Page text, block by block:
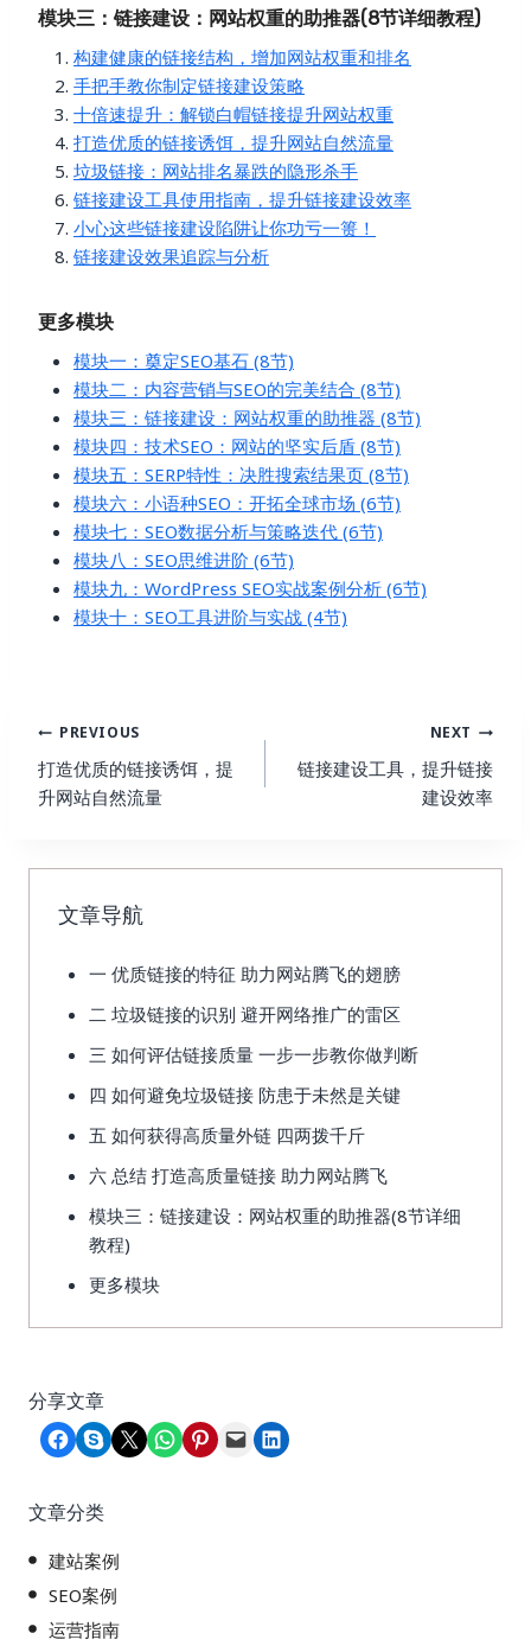
模块三：链接建设：网站权重的助推器(8节详细教程)
构建健康的链接结构，增加网站权重和排名
手把手教你制定链接建设策略
十倍速提升：解锁白帽链接提升网站权重
打造优质的链接诱饵，提升网站自然流量
垃圾链接：网站排名暴跌的隐形杀手
链接建设工具使用指南，提升链接建设效率
小心这些链接建设陷阱让你功亏一篑！
链接建设效果追踪与分析
更多模块
模块一：奠定SEO基石 (8节)
模块二：内容营销与SEO的完美结合 (8节)
模块三：链接建设：网站权重的助推器 (8节)
模块四：技术SEO：网站的坚实后盾 (8节)
模块五：SERP特性：决胜搜索结果页 (8节)
模块六：小语种SEO：开拓全球市场 (6节)
模块七：SEO数据分析与策略迭代 (6节)
模块八：SEO思维进阶 (6节)
模块九：WordPress SEO实战案例分析 (6节)
模块十：SEO工具进阶与实战 (4节)
Post
Navigation
PREVIOUS
打造优质的链接诱饵，提
升网站自然流量
NEXT
链接建设工具，提升链接
建设效率
文章导航
一 优质链接的特征 助力网站腾飞的翅膀
二 垃圾链接的识别 避开网络推广的雷区
三 如何评估链接质量 一步一步教你做判断
四 如何避免垃圾链接 防患于未然是关键
五 如何获得高质量外链 四两拨千斤
六 总结 打造高质量链接 助力网站腾飞
模块三：链接建设：网站权重的助推器(8节详细
教程)
更多模块
分享文章
Share on Facebook
Share on Skype
Share on X Share on WhatsApp
Share on Pinterest
Email this PageShare on LinkedIn
文章分类
建站案例
SEO案例
运营指南